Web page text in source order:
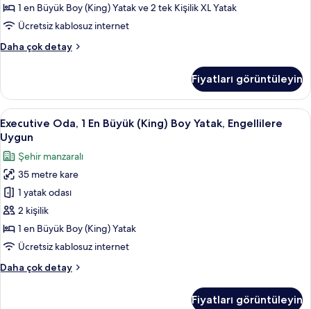
1 en Büyük Boy (King) Yatak ve 2 tek Kişilik XL Yatak
Ücretsiz kablosuz internet
Daha çok detay
Presidential
fazla
detay
Fiyatları görüntüleyin
Executive
Oda,
En
Büyük
(King)
Boy
Yatak,
Engellilere
için
Kaliteli yatak takımı, Tempur-Pedic
6
Executive Oda, 1 En Büyük (King) Boy Yatak, Engellilere
Uygun
Şehir manzaralı
35 metre kare
1 yatak odası
2 kişilik
1 en Büyük Boy (King) Yatak
Ücretsiz kablosuz internet
Daha çok detay
Executive
Fiyatları görüntüleyin